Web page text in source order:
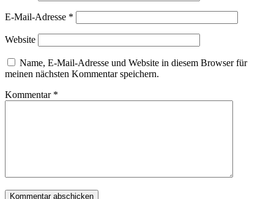
E-Mail-Adresse *
Website
Name, E-Mail-Adresse und Website in diesem Browser für
meinen nächsten Kommentar speichern.
Kommentar *